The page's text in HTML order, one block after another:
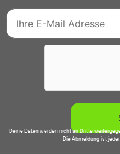
Deine Daten werden nicht an Dritte
Die Abmeldung ist